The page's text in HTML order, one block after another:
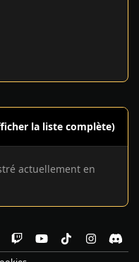
la liste complète)
actuellement en
w
o
i
n
d
i